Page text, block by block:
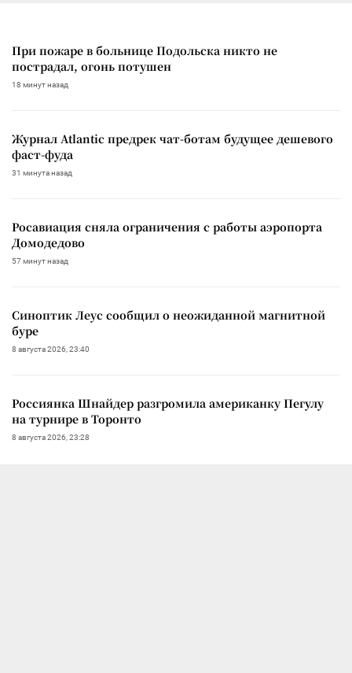
При пожаре в больнице Подольска никто не
пострадал, огонь потушен
18 минут назад
Журнал Atlantic предрек чат-ботам будущее дешевого
фаст-фуда
31 минута назад
Росавиация сняла ограничения с работы аэропорта
Домодедово
57 минут назад
Синоптик Леус сообщил о неожиданной магнитной
буре
8 августа 2026, 23:40
Россиянка Шнайдер разгромила американку Пегулу
на турнире в Торонто
8 августа 2026, 23:28